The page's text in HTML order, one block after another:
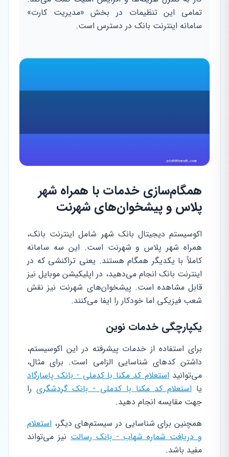
تمامی این تنظیمات در بخش «مدیریت کارت»
سامانه اینترنت بانک در دسترس است.
همگام‌سازی خدمات با همراه شهر
پلاس و پیشخوان‌های شهرنت
اکوسیستم دیجیتال بانک شهر شامل اینترنت بانک،
همراه شهر پلاس و شهرنت است. این سه سامانه
کاملاً با یکدیگر همگام هستند. یعنی تراکنشی که در
اینترنت بانک انجام می‌دهید، در اپلیکیشن موبایل نیز
قابل مشاهده است. پیشخوان‌های شهرنت نیز نقش
شعب فیزیکی اما خودکار را ایفا می‌کنند.
یکپارچگی خدمات نوین
برای استفاده از خدمات پیشرفته در این اکوسیستم،
داشتن کدهای شناسایی الزامی است. برای مثال،
می‌توانیداستعلام کد مکنا با کدملی - بانک پاسارگاد
یا استعلام کد مکنا با کدملی - بانک گردشگری را
جهت مقایسه انجام دهید.
همچنین برای شناسایی در سیستم‌های دیگر، استعلام
و دریافت شماره شهاب - بانک رسالت نیز می‌تواند
مفید باشد.